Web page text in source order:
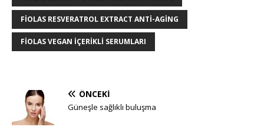
FIOLAS RESVERATROL EXTRACT ANTI-AGING
FIOLAS VEGAN IÇERIKLI SERUMLARI
ÖNCEKI
Güneşle sağlıklı buluşma